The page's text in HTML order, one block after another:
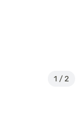
1 / 2